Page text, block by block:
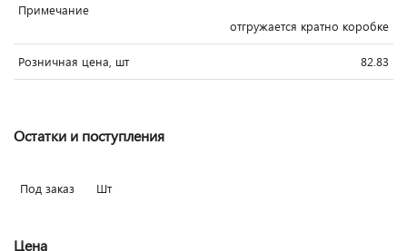
Примечание
отгружается кратно коробке
Розничная цена, шт 82.83
Остатки и поступления
Под заказ Шт
Цена